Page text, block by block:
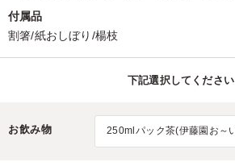
付属品
割箸/紙おしぼり/楊枝
下記選択してください
お飲み物